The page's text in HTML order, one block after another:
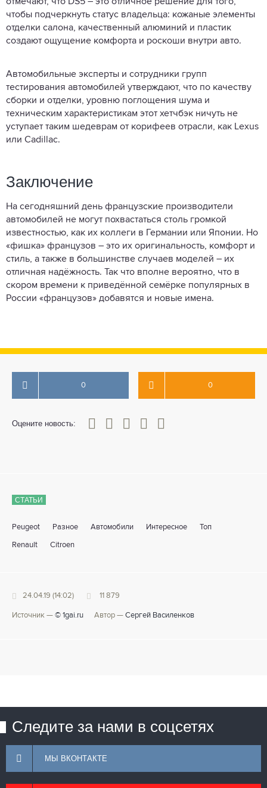
чтобы подчеркнуть статус владельца: кожаные элементы
отделки салона, качественный алюминий и пластик
создают ощущение комфорта и роскоши внутри авто.
Автомобильные эксперты и сотрудники групп
тестирования автомобилей утверждают, что по качеству
сборки и отделки, уровню поглощения шума и
техническим характеристикам этот хетчбэк ничуть не
уступает таким шедеврам от корифеев отрасли, как Lexus
или Cadillac.
Заключение
На сегодняшний день французские производители
автомобилей не могут похвастаться столь громкой
известностью, как их коллеги в Германии или Японии. Но
«фишка» французов – это их оригинальность, комфорт и
стиль, а также в большинстве случаев моделей – их
отличная надёжность. Так что вполне вероятно, что в
скором времени к приведённой семёрке популярных в
России «французов» добавятся и новые имена.
0 0
Оцените новость:
0
1 3 4 5
СТАТЬИ
Peugeot Разное Автомобили Интересное Топ
Renault Citroen
24.04.19 (14:02) 11 879
Источник — © 1gai.ru Автор — Сергей Василенков
Следите за нами в соцсетях
МЫ ВКОНТАКТЕ